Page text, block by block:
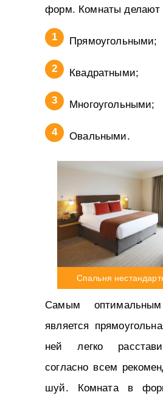
форм. Комнаты делают
Прямоугольными;
Квадратными;
Многоугольными;
Овальными.
Спальня
Самым
является
ней легко
согласно всем
шуй. Комната в